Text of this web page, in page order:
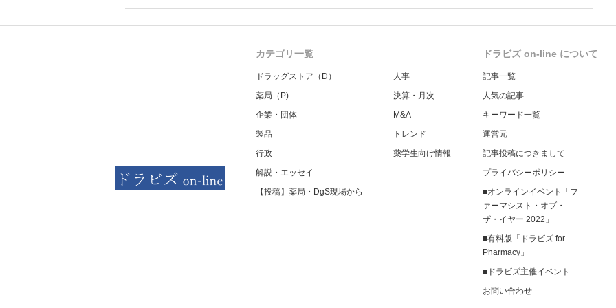
カテゴリ一覧
ドラッグストア（D）
薬局（P)
企業・団体
製品
行政
解説・エッセイ
【投稿】薬局・DgS現場から
人事
決算・月次
M&A
トレンド
薬学生向け情報
ドラビズ on-line について
記事一覧
人気の記事
キーワード一覧
運営元
記事投稿につきまして
プライバシーポリシー
■オンラインイベント「フ
ァーマシスト・オブ・
ザ・イヤー 2022」
■有料版「ドラビズ for
Pharmacy」
■ドラビズ主催イベント
お問い合わせ